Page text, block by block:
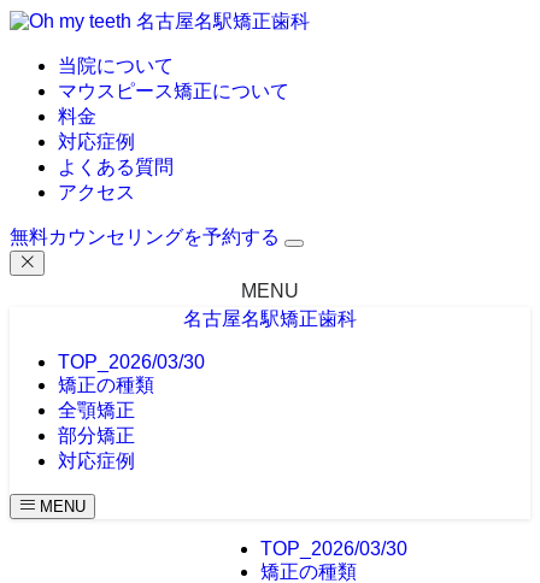
名古屋名駅矯正歯科
当院について
マウスピース矯正について
料金
対応症例
よくある質問
アクセス
無料カウンセリングを予約する
MENU
名古屋名駅矯正歯科
TOP_2026/03/30
矯正の種類
全顎矯正
部分矯正
対応症例
MENU
TOP_2026/03/30
矯正の種類